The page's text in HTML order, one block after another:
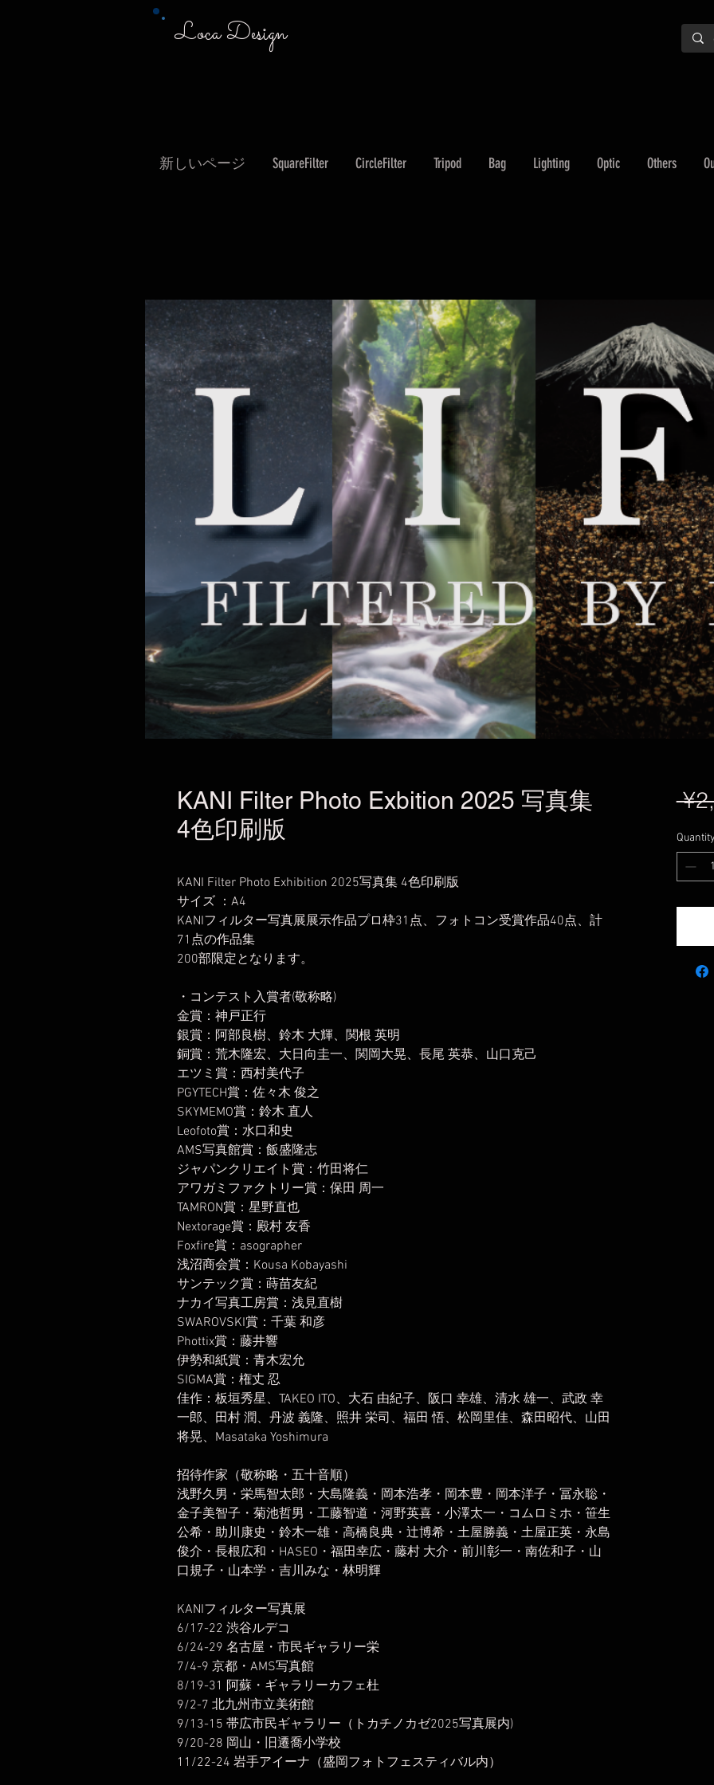
Loca Design
新しいページ SquareFilter CircleFilter Tripod Bag Lighting Optic Others
KANI Filter Photo Exbition 2025 写真集
4色印刷版
KANI Filter Photo Exhibition 2025写真集 4色印刷版
サイズ ：A4
KANIフィルター写真展展示作品プロ枠31点、フォトコン受賞作品40点、計
71点の作品集
200部限定となります。
・コンテスト入賞者(敬称略)
金賞：神戸正行
銀賞：阿部良樹、鈴木 大輝、関根 英明
銅賞：荒木隆宏、大日向圭一、関岡大晃、長尾 英恭、山口克己
エツミ賞：西村美代子
PGYTECH賞：佐々木 俊之
SKYMEMO賞：鈴木 直人
Leofoto賞：水口和史
AMS写真館賞：飯盛隆志
ジャパンクリエイト賞：竹田将仁
アワガミファクトリー賞：保田 周一
TAMRON賞：星野直也
Nextorage賞：殿村 友香
Foxfire賞：asographer
浅沼商会賞：Kousa Kobayashi
サンテック賞：蒔苗友紀
ナカイ写真工房賞：浅見直樹
SWAROVSKI賞：千葉 和彦
Phottix賞：藤井響
伊勢和紙賞：青木宏允
SIGMA賞：権丈 忍
佳作：板垣秀星、TAKEO ITO、大石 由紀子、阪口 幸雄、清水 雄一、武政 幸
一郎、田村 潤、丹波 義隆、照井 栄司、福田 悟、松岡里佳、森田昭代、山田
将晃、Masataka Yoshimura
招待作家（敬称略・五十音順）
浅野久男・栄馬智太郎・大島隆義・岡本浩孝・岡本豊・岡本洋子・冨永聡・
金子美智子・菊池哲男・工藤智道・河野英喜・小澤太一・コムロミホ・笹生
公希・助川康史・鈴木一雄・高橋良典・辻博希・土屋勝義・土屋正英・永島
俊介・長根広和・HASEO・福田幸広・藤村 大介・前川彰一・南佐和子・山
口規子・山本学・吉川みな・林明輝
KANIフィルター写真展
6/17-22 渋谷ルデコ
6/24-29 名古屋・市民ギャラリー栄
7/4-9 京都・AMS写真館
8/19-31 阿蘇・ギャラリーカフェ杜
9/2-7 北九州市立美術館
9/13-15 帯広市民ギャラリー（トカチノカゼ2025写真展内)
9/20-28 岡山・旧遷喬小学校
11/22-24 岩手アイーナ（盛岡フォトフェスティバル内）
Quantity